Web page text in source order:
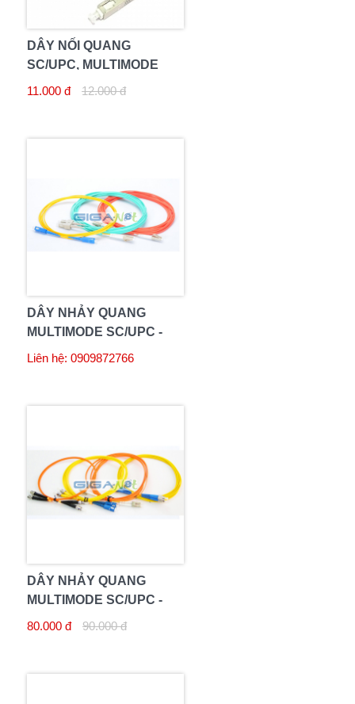
DÂY NỐI QUANG
SC/UPC, MULTIMODE
OM4
11.000 đ 12.000 đ
DÂY NHẢY QUANG
MULTIMODE SC/UPC -
LC/UPC 3M DUPLEX
Liên hệ: 0909872766
DÂY NHẢY QUANG
MULTIMODE SC/UPC -
SC/UPC 3M DUPLEX
80.000 đ 90.000 đ